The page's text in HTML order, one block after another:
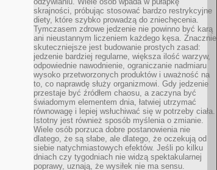
skrajności, próbując stosować bardzo restrykcyjne
diety, które szybko prowadzą do zniechęcenia.
Tymczasem zdrowe jedzenie nie powinno być karą
ani nieustannym liczeniem każdego kęsa. Znacznie
skuteczniejsze jest budowanie prostych zasad:
jedzenie bardziej regularne, większa ilość warzyw,
odpowiednie nawodnienie, ograniczanie nadmiaru
wysoko przetworzonych produktów i uważność na
to, co naprawdę służy organizmowi. Gdy jedzenie
przestaje być źródłem chaosu, a zaczyna być
świadomym elementem dnia, łatwiej utrzymać
równowagę i lepiej wsłuchiwać się w potrzeby ciała.
Istotny jest również sposób myślenia o zmianie.
Wiele osób porzuca dobre postanowienia nie
dlatego, że są słabe, ale dlatego, że oczekują od
siebie natychmiastowych efektów. Jeśli po kilku
dniach czy tygodniach nie widzą spektakularnej
poprawy, uznają, że wysiłek nie ma sensu.